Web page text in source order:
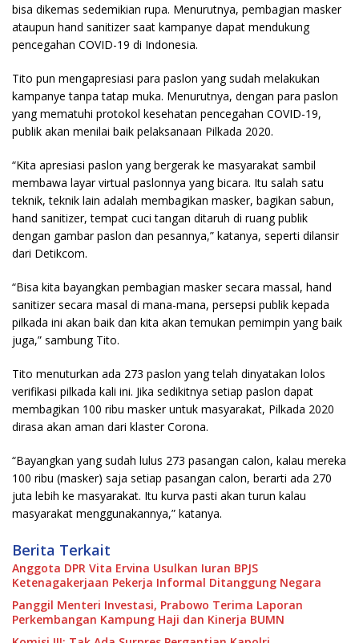
bisa dikemas sedemikian rupa. Menurutnya, pembagian masker
ataupun hand sanitizer saat kampanye dapat mendukung
pencegahan COVID-19 di Indonesia.
Tito pun mengapresiasi para paslon yang sudah melakukan
kampanye tanpa tatap muka. Menurutnya, dengan para paslon
yang mematuhi protokol kesehatan pencegahan COVID-19,
publik akan menilai baik pelaksanaan Pilkada 2020.
“Kita apresiasi paslon yang bergerak ke masyarakat sambil
membawa layar virtual paslonnya yang bicara. Itu salah satu
teknik, teknik lain adalah membagikan masker, bagikan sabun,
hand sanitizer, tempat cuci tangan ditaruh di ruang publik
dengan gambar paslon dan pesannya,” katanya, seperti dilansir
dari Detikcom.
“Bisa kita bayangkan pembagian masker secara massal, hand
sanitizer secara masal di mana-mana, persepsi publik kepada
pilkada ini akan baik dan kita akan temukan pemimpin yang baik
juga,” sambung Tito.
Tito menuturkan ada 273 paslon yang telah dinyatakan lolos
verifikasi pilkada kali ini. Jika sedikitnya setiap paslon dapat
membagikan 100 ribu masker untuk masyarakat, Pilkada 2020
dirasa akan aman dari klaster Corona.
“Bayangkan yang sudah lulus 273 pasangan calon, kalau mereka
100 ribu (masker) saja setiap pasangan calon, berarti ada 270
juta lebih ke masyarakat. Itu kurva pasti akan turun kalau
masyarakat menggunakannya,” katanya.
Berita Terkait
Anggota DPR Vita Ervina Usulkan Iuran BPJS
Ketenagakerjaan Pekerja Informal Ditanggung Negara
Panggil Menteri Investasi, Prabowo Terima Laporan
Perkembangan Kampung Haji dan Kinerja BUMN